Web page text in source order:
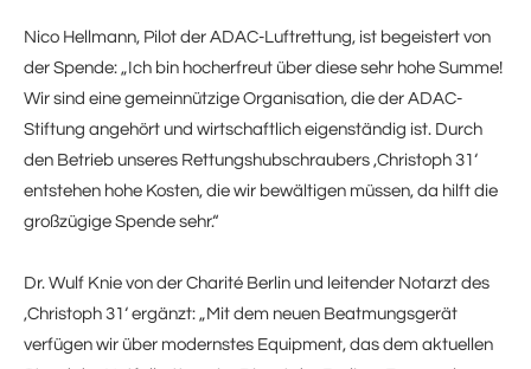
Nico Hellmann, Pilot der ADAC-Luftrettung, ist begeistert von
der Spende: „Ich bin hocherfreut über diese sehr hohe Summe!
Wir sind eine gemeinnützige Organisation, die der ADAC-
Stiftung angehört und wirtschaftlich eigenständig ist. Durch
den Betrieb unseres Rettungshubschraubers ‚Christoph 31‘
entstehen hohe Kosten, die wir bewältigen müssen, da hilft die
großzügige Spende sehr.“
Dr. Wulf Knie von der Charité Berlin und leitender Notarzt des
‚Christoph 31‘ ergänzt: „Mit dem neuen Beatmungsgerät
verfügen wir über modernstes Equipment, das dem aktuellen